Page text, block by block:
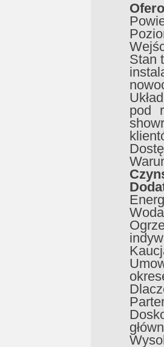
Stan
pod